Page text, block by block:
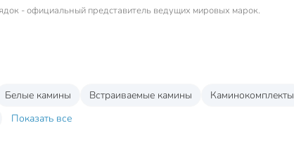
- официальный представитель ведущих мировых марок.
Белые камины Встраиваемые камины Каминокомплекты
Показать все